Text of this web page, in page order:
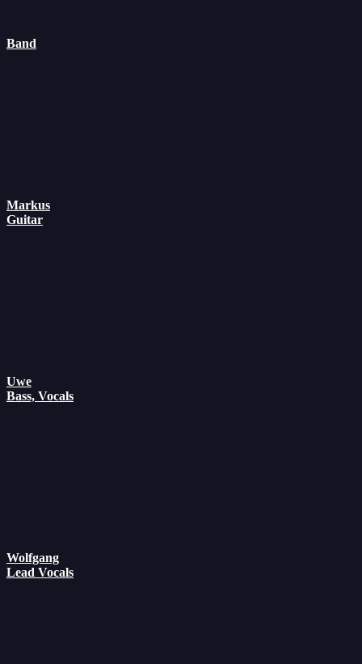
Band
Markus
Guitar
Uwe
Bass, Vocals
Wolfgang
Lead Vocals